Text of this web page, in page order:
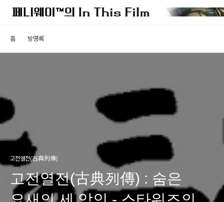
홈 방명록
고전열전(古典列傳)
고전열전(古典列傳) : 숨은